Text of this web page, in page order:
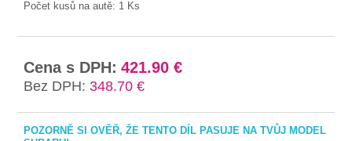
Počet kusů na autě: 1 Ks
Cena s DPH: 421.90 €
Bez DPH: 348.70 €
POZORNĚ SI OVĚŘ, ŽE TENTO DÍL PASUJE NA TVŮJ MODEL